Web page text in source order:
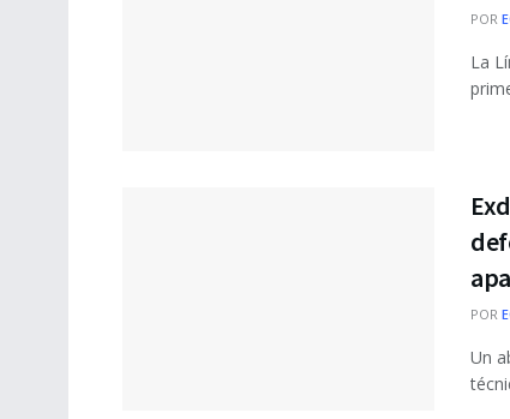
POR
La
POR
Un